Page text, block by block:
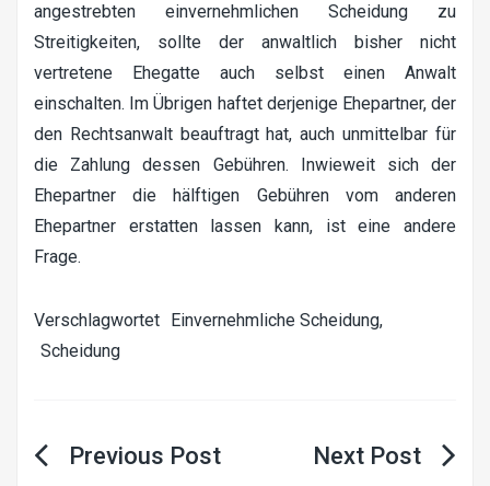
angestrebten einvernehmlichen Scheidung zu
Streitigkeiten, sollte der anwaltlich bisher nicht
vertretene Ehegatte auch selbst einen Anwalt
einschalten. Im Übrigen haftet derjenige Ehepartner, der
den Rechtsanwalt beauftragt hat, auch unmittelbar für
die Zahlung dessen Gebühren. Inwieweit sich der
Ehepartner die hälftigen Gebühren vom anderen
Ehepartner erstatten lassen kann, ist eine andere
Frage.
Verschlagwortet Einvernehmliche Scheidung,
Scheidung
Beitragsnavigation